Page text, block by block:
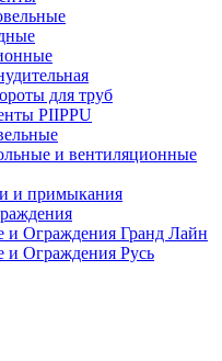
для труб
PIIPPU
и вентиляционные
и примыкания
и Ограждения Гранд Лайн
и Ограждения Русь